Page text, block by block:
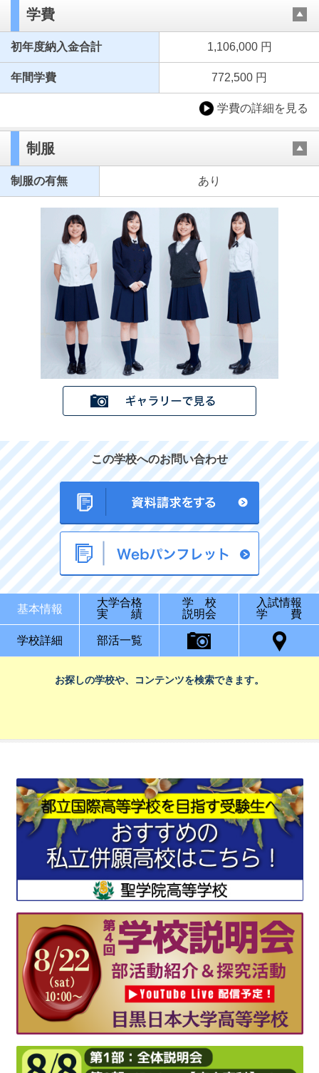
学費
初年度納入金合計 1,106,000 円
年間学費 772,500 円
学費の詳細を見る
制服
制服の有無 あり
この学校へのお問い合わせ
基本情報
大学合格
実 績
学 校
説明会
入試情報
学 費
学校詳細 部活一覧
お探しの学校や、コンテンツを検索できます。